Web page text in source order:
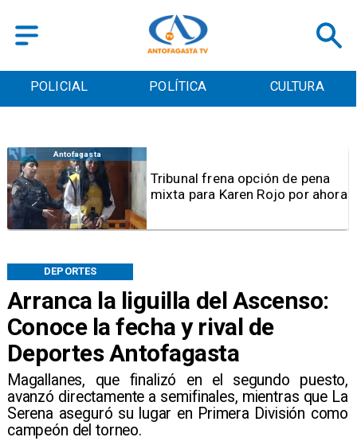
POLICIAL POLÍTICA CULTURA
Arranca la liguilla del Ascenso:
Conoce la fecha y rival de
Deportes Antofagasta
​Magallanes, que finalizó en el segundo puesto,
avanzó directamente a semifinales, mientras que La
Serena aseguró su lugar en Primera División como
campeón del torneo.
DEPORTES
Antofagasta
Tribunal frena opción de pena
mixta para Karen Rojo por ahora